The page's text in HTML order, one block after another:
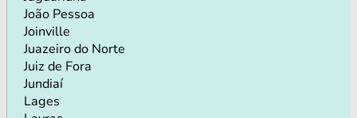
João Pessoa
Joinville
Juazeiro do Norte
Juiz de Fora
Jundiaí
Lages